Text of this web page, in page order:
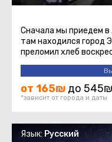
Сначала мы приедем в
там находился город
преломил хлеб
магазин знаменитых ...
от 165₪ до 545₪
*зависит от города и даты
Язык: Русский